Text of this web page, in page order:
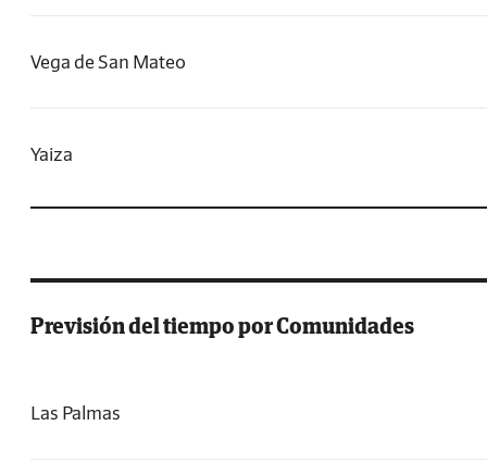
Vega de San Mateo
Yaiza
Previsión del tiempo por Comunidades
Las Palmas